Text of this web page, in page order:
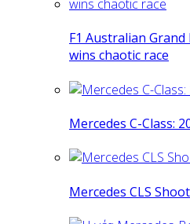
F1 Australian
wins chaotic race
Mercedes C-Class:
Mercedes CLS